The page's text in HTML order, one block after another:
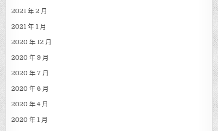
2021 年 2 月
2021 年 1 月
2020 年 12 月
2020 年 9 月
2020 年 7 月
2020 年 6 月
2020 年 4 月
2020 年 1 月